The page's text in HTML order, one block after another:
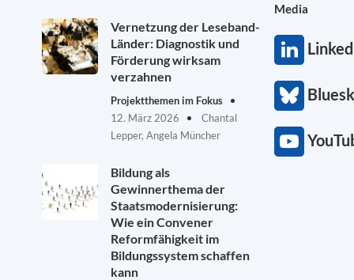
Vernetzung der Leseband-
Länder: Diagnostik und
Förderung wirksam
verzahnen
Projektthemen im Fokus
12. März 2026
Chantal
Lepper, Angela Müncher
Bildung als
Gewinnerthema der
Staatsmodernisierung:
Wie ein Convener
Reformfähigkeit im
Bildungssystem schaffen
kann
Media